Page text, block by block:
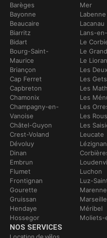
Barèges
Bayonne
Beaucaire
Biarritz
Bidart
Bourg-Saint-
Maurice
Briançon
Cap Ferret
Capbreton
Chamonix
Champagny-en-
Vanoise
Châtel-Guyon
Crest-Voland
Dévoluy
Dinan
Embrun
Flumet
Frontignan
Gourette
Gruissan
Hendaye
Hossegor
Mer
Labenne
Lacanau
Lans-
Le
Le
Le Lioran
Les
Les Gets
Les
Les
Les
Les
Les
Leucate
Luchon
Luz-
Marseille
Méribel
Moliets-
NOS SERVICES